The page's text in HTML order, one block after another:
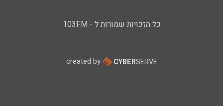
כל הזכויות שמורות ל - 103FM
created by CYBERSERVE